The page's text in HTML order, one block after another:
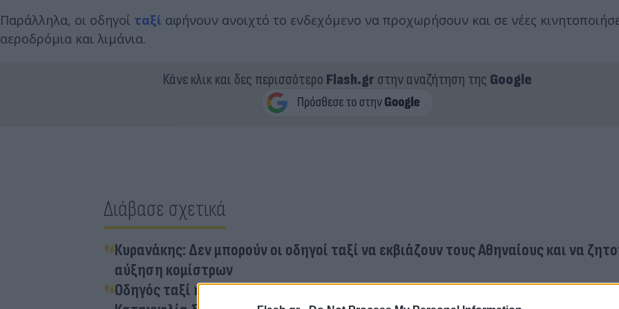
Παράλληλα, οι οδηγοί ταξί αφήνουν ανοιχτό το ενδεχόμενο να προχωρήσουν και σε νέες
αεροδρόμια και λιμάνια.
Κάνε κλικ και δες περισσότερο Flash.grστην αναζήτηση της Google
Διάβασε σχετικά
Κυρανάκης: Δεν μπορούν οι οδηγοί ταξί να εκβιάζουν τους Αθηναίους και να
αύξηση κομίστρων
Οδηγός ταξί ήθελε να χρεώσει 60 ευρώ τη διαδρομή Κηφισιά έως Αργυρούπολη -